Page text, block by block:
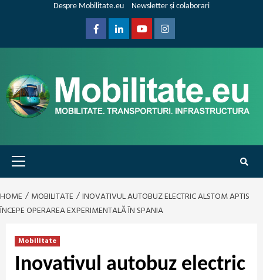
Despre Mobilitate.eu Newsletter și colaborari
FacebookLinkedinYoutubeInstagram
Primary
Menu
HOME MOBILITATE
INOVATIVUL AUTOBUZ ELECTRIC ALSTOM APTIS
ÎNCEPE OPERAREA EXPERIMENTALĂ ÎN SPANIA
Mobilitate
Inovativul autobuz electric